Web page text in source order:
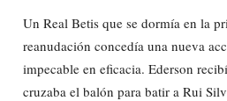
Un Real Betis que se dormía en la
reanudación concedía una nueva
impecable en eficacia. Ederson
cruzaba el balón para batir a Rui